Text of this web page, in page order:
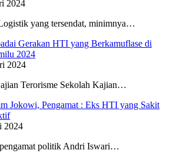
2024
yang tersendat, minimnya…
Gerakan HTI yang Berkamuflase di
2024
2024
Terorisme Sekolah Kajian…
Jokowi, Pengamat : Eks HTI yang Sakit
2024
politik Andri Iswari…